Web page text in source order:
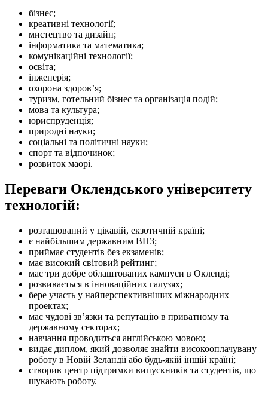
бізнес;
креативні технології;
мистецтво та дизайн;
інформатика та математика;
комунікаційні технології;
освіта;
інженерія;
охорона здоров’я;
туризм, готельний бізнес та організація подій;
мова та культура;
юриспруденція;
природні науки;
соціальні та політичні науки;
спорт та відпочинок;
розвиток маорі.
Переваги Оклендського університету
технологій:
розташований у цікавій, екзотичній країні;
є найбільшим державним ВНЗ;
приймає студентів без екзаменів;
має високий світовий рейтинг;
має три добре облаштованих кампуси в Окленді;
розвивається в інноваційних галузях;
бере участь у найперспективніших міжнародних
проектах;
має чудові зв’язки та репутацію в приватному та
державному секторах;
навчання проводиться англійською мовою;
видає диплом, який дозволяє знайти високооплачувану
роботу в Новій Зеландії або будь-якій іншій країні;
створив центр підтримки випускників та студентів, що
шукають роботу.